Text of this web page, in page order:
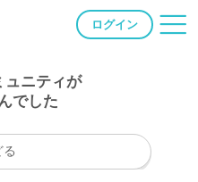
ログイン
ュニティが
でした
る